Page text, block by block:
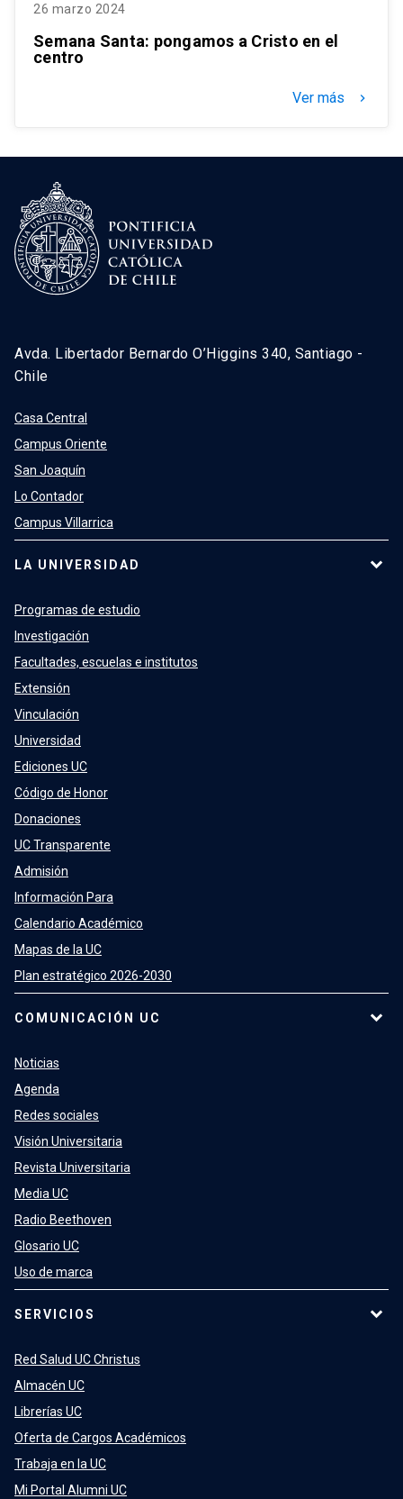
26 marzo 2024
Semana Santa: pongamos a Cristo en el
centro
Ver más keyboard_arrow_right
Avda. Libertador Bernardo O’Higgins 340, Santiago -
Chile
Casa Central
Campus Oriente
San Joaquín
Lo Contador
Campus Villarrica
LA UNIVERSIDAD
Programas de estudio
Investigación
Facultades, escuelas e institutos
Extensión
Vinculación
Universidad
Ediciones UC
Código de Honor
Donaciones
UC Transparente
Admisión
Información Para
Calendario Académico
Mapas de la UC
Plan estratégico 2026-2030
COMUNICACIÓN UC
Noticias
Agenda
Redes sociales
Visión Universitaria
Revista Universitaria
Media UC
Radio Beethoven
Glosario UC
Uso de marca
SERVICIOS
Red Salud UC Christus
Almacén UC
Librerías UC
Oferta de Cargos Académicos
Trabaja en la UC
Mi Portal Alumni UC